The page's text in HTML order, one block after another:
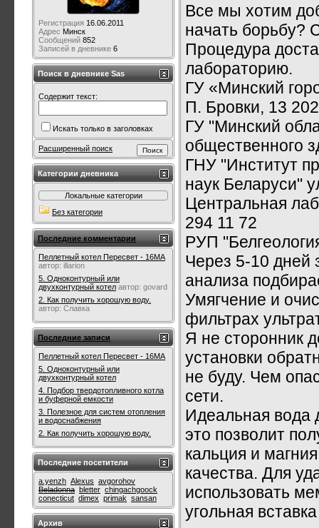
Все мы хотим
начать борьбу?
Процедура
лабораторию.
ГУ «Минский
П. Бровки, 13
ГУ "Минский
общественного
ГНУ "Институт
наук Беларуси"
Центральная
294 11 72
РУП
Через 5-10 дней
анализа
Умягчение и
фильтрах
Я не сторонник
установки
не буду. Чем
сети.
Идеальная вода
это позволит
кальция и
качества. Для
использовать
угольная
Регистрация 16.06.2011
Адрес Минск
Сообщений 852
Записей в дневнике 6
Поиск в дневнике Sas
Содержит текст:
Искать только в заголовках
Расширенный поиск
Категории дневника
Локальные категории
Без категории
Последние комментарии
Пеллетный котел Пересвет - 16МА
автор: illarion
5. Одноконтурный или
двухконтурный котел автор: govard
2. Как получить хорошую воду.
автор: Славка
Последние записи
Пеллетный котел Пересвет - 16МА
5. Одноконтурный или
двухконтурный котел
4. Подбор твердотопливного котла
и буферной емкости
3. Полезное для систем отопления
и водоснабжения
2. Как получить хорошую воду.
Последние посетители
a.yenzh Alexus avgorohov
Beladonna bletter chingachgoock
conecticut dimex primak sansan
Архив